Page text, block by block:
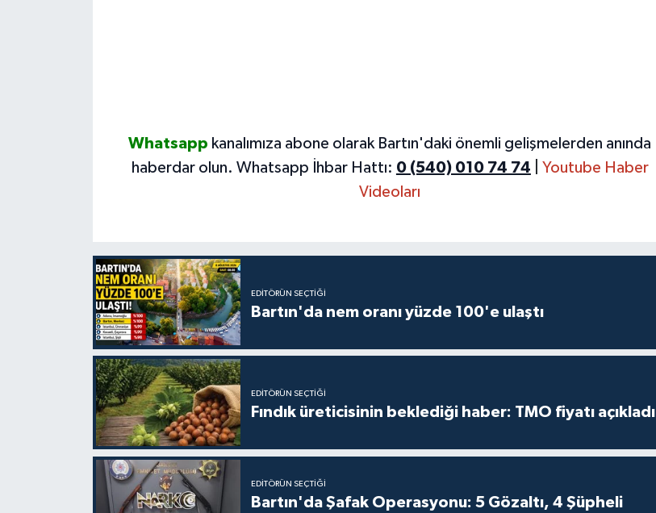
Whatsapp kanalımıza abone olarak Bartın'daki önemli gelişmelerden anında
haberdar olun. Whatsapp İhbar Hattı: 0 (540) 010 74 74
Youtube Haber
Videoları
EDITÖRÜN SEÇTIĞI
Bartın'da nem oranı yüzde 100'e ulaştı
EDITÖRÜN SEÇTIĞI
Fındık üreticisinin beklediği haber: TMO fiyatı açıkladı
EDITÖRÜN SEÇTIĞI
Bartın'da Şafak Operasyonu: 5 Gözaltı, 4 Şüpheli